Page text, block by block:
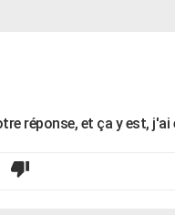
réponse, et ça y est, j'ai